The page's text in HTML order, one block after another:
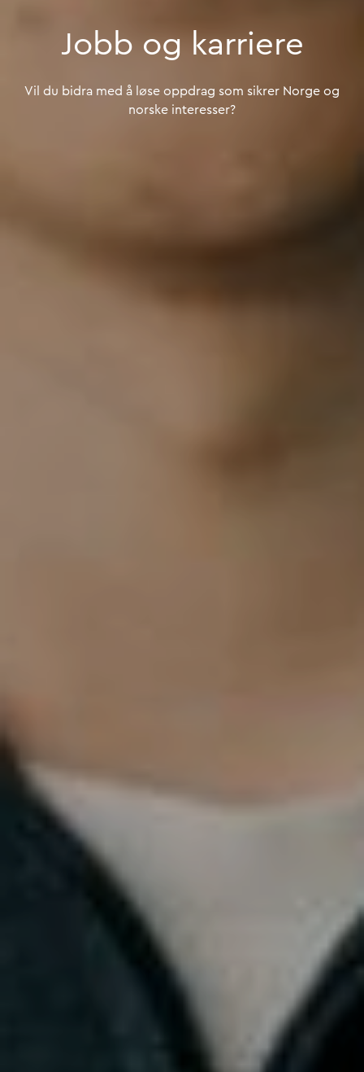
Jobb og karriere
Vil du bidra med å løse oppdrag som sikrer Norge og
norske interesser?